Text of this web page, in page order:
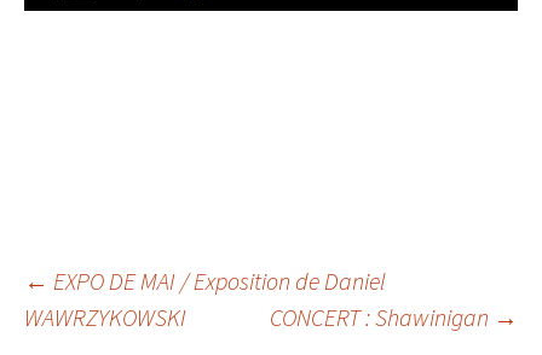
Navigation
des
← EXPO DE MAI / Exposition de Daniel
WAWRZYKOWSKI
CONCERT : Shawinigan →